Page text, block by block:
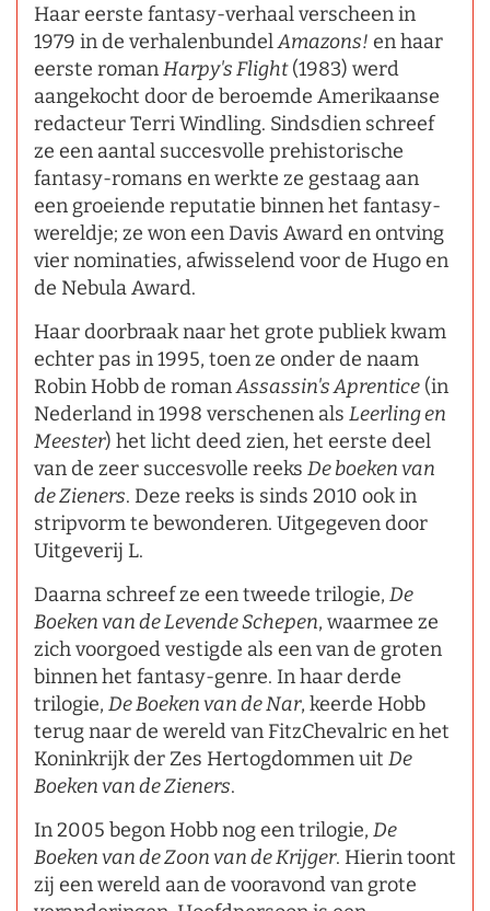
Haar eerste fantasy-verhaal verscheen in
1979 in de verhalenbundelAmazons! en haar
eerste romanHarpy's Flight(1983) werd
aangekocht door de beroemde Amerikaanse
redacteur Terri Windling. Sindsdien schreef
ze een aantal succesvolle prehistorische
fantasy-romans en werkte ze gestaag aan
een groeiende reputatie binnen het fantasy-
wereldje; ze won een Davis Award en ontving
vier nominaties, afwisselend voor de Hugo en
de Nebula Award.
Haar doorbraak naar het grote publiek kwam
echter pas in 1995, toen ze onder de naam
Robin Hobb de romanAssassin's Aprentice (in
Nederland in 1998 verschenen als Leerling en
Meester) het licht deed zien, het eerste deel
van de zeer succesvolle reeks De boeken van
de Zieners. Deze reeks is sinds 2010 ook in
stripvorm te bewonderen. Uitgegeven door
Uitgeverij L.
Daarna schreef ze een tweede trilogie, De
Boeken van de Levende Schepen, waarmee ze
zich voorgoed vestigde als een van de groten
binnen het fantasy-genre. In haar derde
trilogie, De Boeken van de Nar, keerde Hobb
terug naar de wereld van FitzChevalric en het
Koninkrijk der Zes Hertogdommen uit De
Boeken van de Zieners.
In 2005 begon Hobb nog een trilogie, De
Boeken van de Zoon van de Krijger. Hierin toont
zij een wereld aan de vooravond van grote